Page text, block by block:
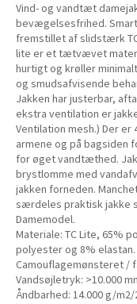
Vind- og vandtæt
bevægelsesfrihed.
fremstillet af slidstærk
lite er et tætvævet
hurtigt og krøller
og smudsafvisende
Jakken har justerbar,
ekstra ventilation er
Ventilation mesh.) Der
armene og på bagsiden
for øget vandtæthed.
brystlomme med
jakken forneden.
særdeles praktisk jakke
Damemodel.
Materiale: TC Lite, 65%
polyester og 8% elastan.
Camouflagemønsteret /
Vandsøjletryk: >10.000
Åndbarhed: 14.000 g/m2/